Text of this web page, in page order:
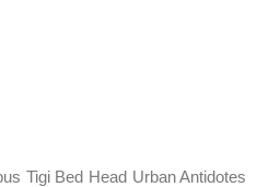
Tigi Bed Head Urban Antidotes